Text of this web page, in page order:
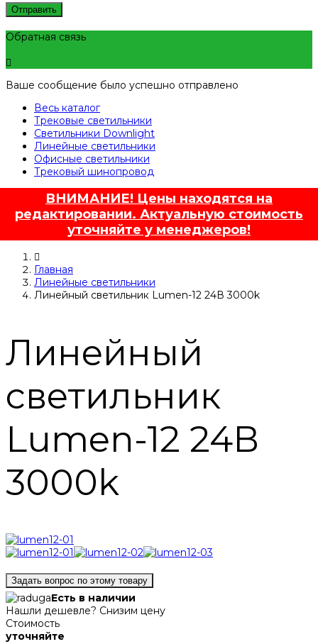
Отправить
Обратная связь
Ваше сообщение было успешно отправлено
Весь каталог
Трековые светильники
Светильники Downlight
Линейные светильники
Офисные светильники
Трековый шинопровод
ВНИМАНИЕ! Цены находятся на
редактировании. Актуальную стоимость
уточняйте у менеджеров!
Главная
Линейные светильники
Линейный светильник Lumen-12 24В 3000k
Линейный
светильник
Lumen-12 24В
3000k
Задать вопрос по этому товару
Есть в наличии
Нашли дешевле? Снизим цену
Стоимость
уточняйте